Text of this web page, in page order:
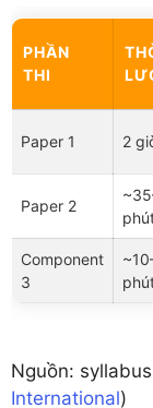
PHẦN
THI
Paper 1 2
Paper 2
Component
3
Nguồn:
International)